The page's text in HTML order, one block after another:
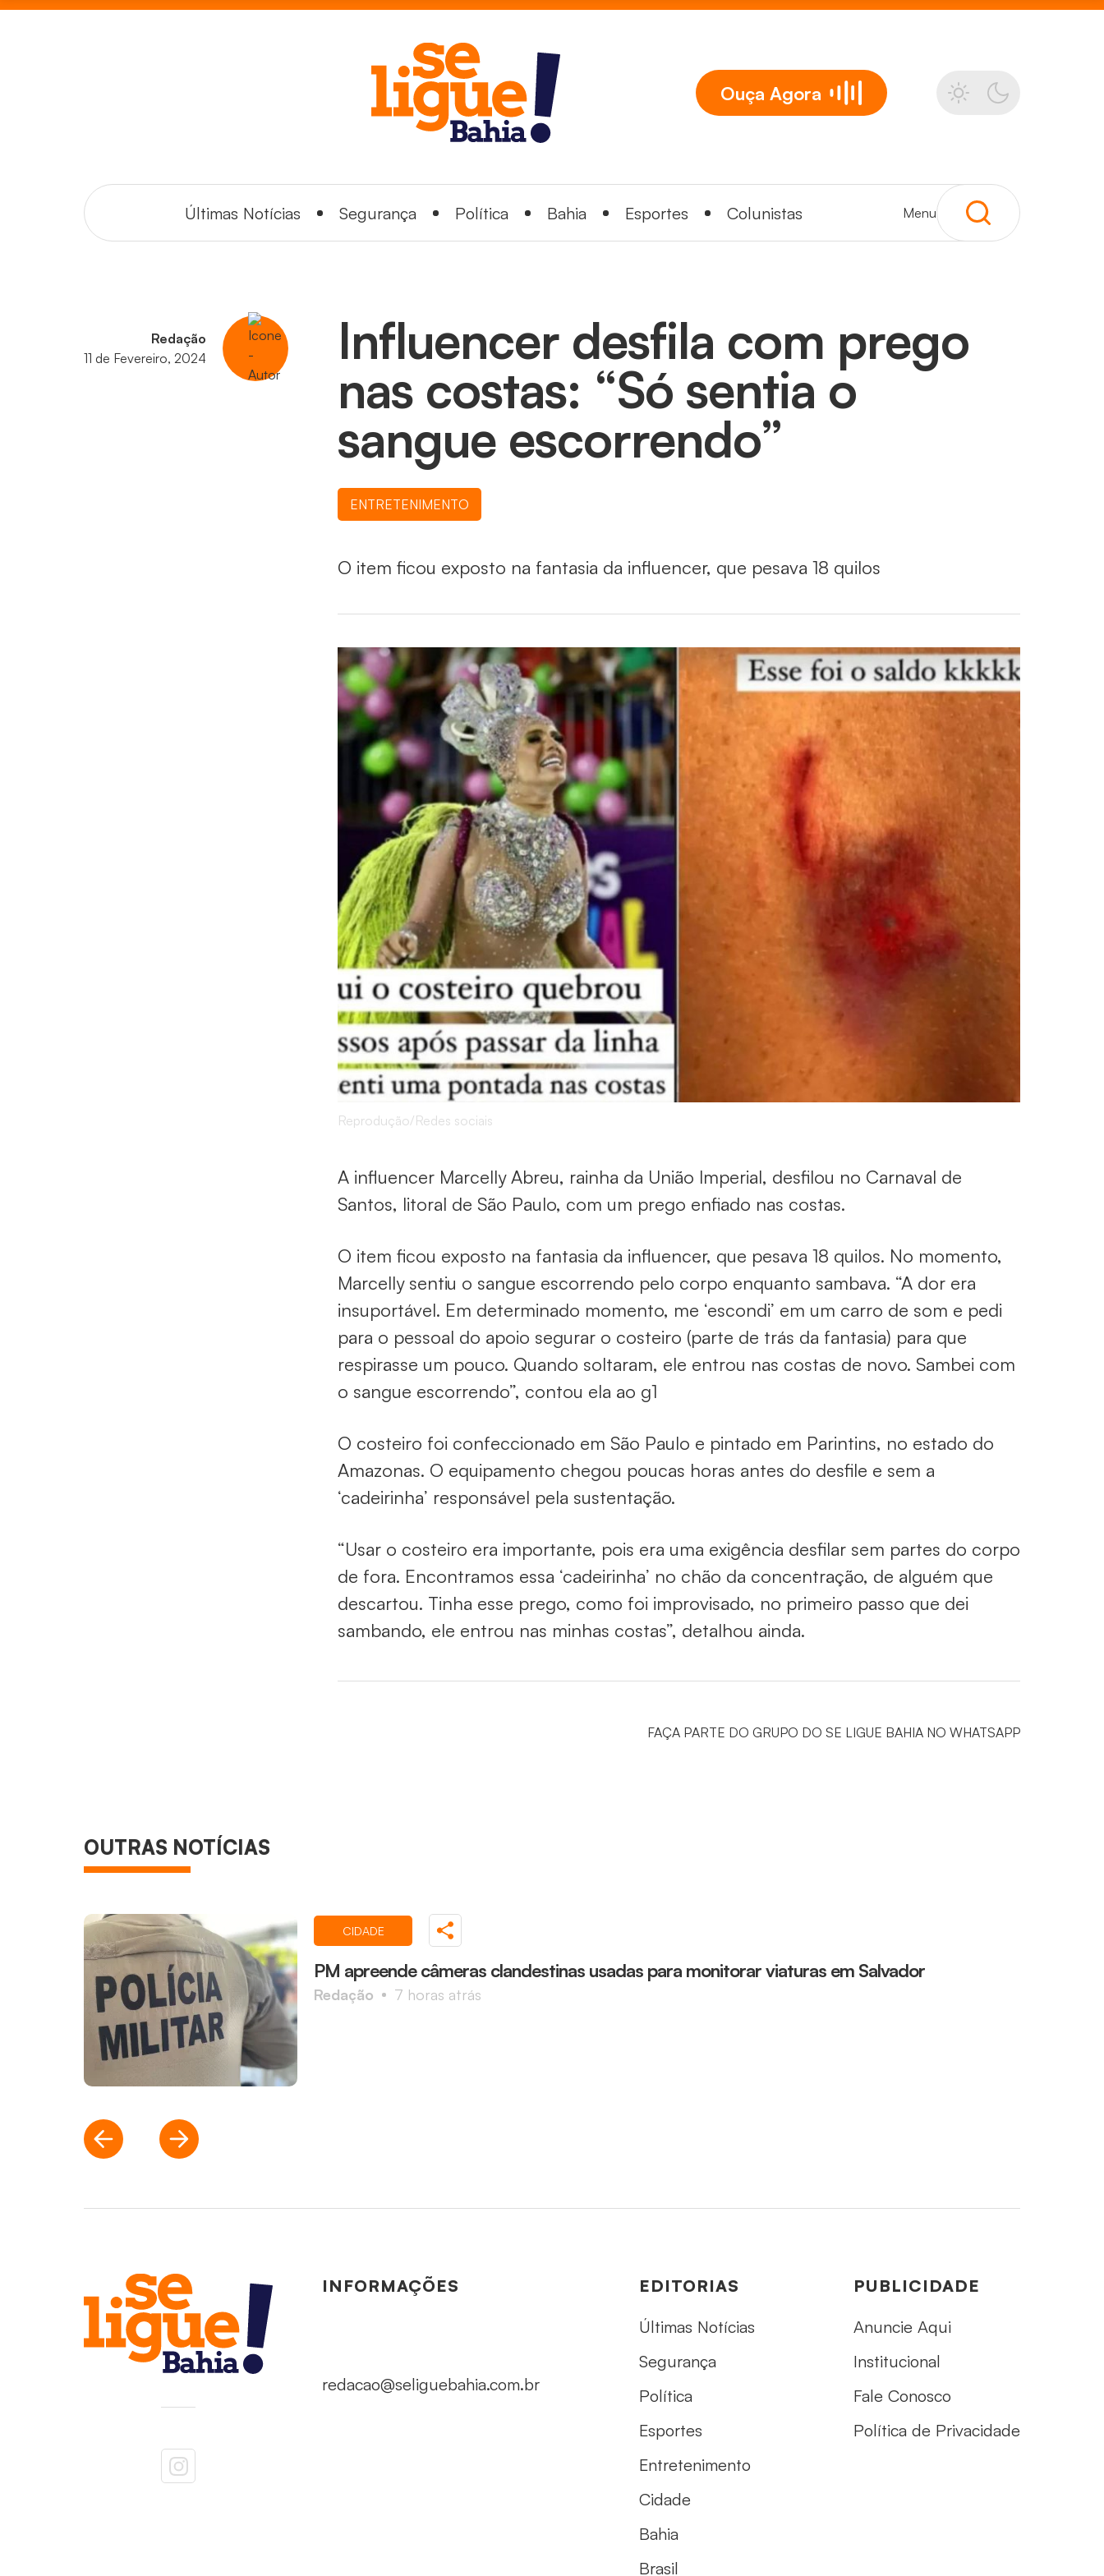
Ouça Agora
Últimas Notícias Segurança Política Bahia Esportes Colunistas Menu
Redação
11 de Fevereiro, 2024
Influencer desfila com prego
nas costas: “Só sentia o
sangue escorrendo”
ENTRETENIMENTO
O item ficou exposto na fantasia da influencer, que pesava 18 quilos
Reprodução/Redes sociais
A influencer Marcelly Abreu, rainha da União Imperial, desfilou no Carnaval de
Santos, litoral de São Paulo, com um prego enfiado nas costas.
O item ficou exposto na fantasia da influencer, que pesava 18 quilos. No momento,
Marcelly sentiu o sangue escorrendo pelo corpo enquanto sambava. “A dor era
insuportável. Em determinado momento, me ‘escondi’ em um carro de som e pedi
para o pessoal do apoio segurar o costeiro (parte de trás da fantasia) para que
respirasse um pouco. Quando soltaram, ele entrou nas costas de novo. Sambei com
o sangue escorrendo”, contou ela ao g1
O costeiro foi confeccionado em São Paulo e pintado em Parintins, no estado do
Amazonas. O equipamento chegou poucas horas antes do desfile e sem a
‘cadeirinha’ responsável pela sustentação.
“Usar o costeiro era importante, pois era uma exigência desfilar sem partes do corpo
de fora. Encontramos essa ‘cadeirinha’ no chão da concentração, de alguém que
descartou. Tinha esse prego, como foi improvisado, no primeiro passo que dei
sambando, ele entrou nas minhas costas”, detalhou ainda.
FAÇA PARTE DO GRUPO DO SE LIGUE BAHIA NO WHATSAPP
OUTRAS NOTÍCIAS
CIDADE
PM apreende câmeras clandestinas usadas para monitorar viaturas em Salvador
Redação 7 horas atrás
INFORMAÇÕES
redacao@seliguebahia.com.br
EDITORIAS
Últimas Notícias
Segurança
Política
Esportes
Entretenimento
Cidade
Bahia
Brasil
PUBLICIDADE
Anuncie Aqui
Institucional
Fale Conosco
Política de Privacidade